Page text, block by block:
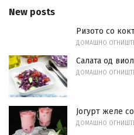
New posts
Ризото со
ДОМАШНО
Салата од
ДОМАШНО
Јогурт желе
ДОМАШНО